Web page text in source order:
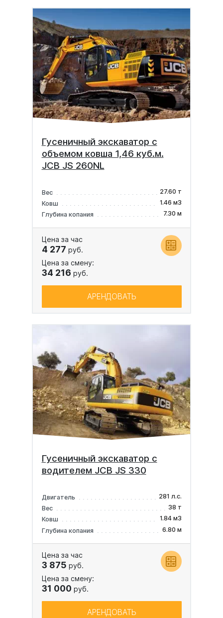
Гусеничный экскаватор с
объемом ковша 1,46 куб.м.
JCB JS 260NL
Вес
27.60 т
Ковш
1.46 м3
Глубина копания
7.30 м
Цена за час
4 277 руб.
Цена за смену:
34 216 руб.
АРЕНДОВАТЬ
Гусеничный экскаватор с
водителем JCB JS 330
Двигатель
281 л.с.
Вес
38 т
Ковш
1.84 м3
Глубина копания
6.80 м
Цена за час
3 875 руб.
Цена за смену:
31 000 руб.
АРЕНДОВАТЬ